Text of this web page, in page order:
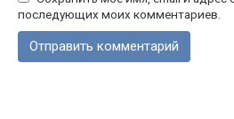
последующих моих комментариев.